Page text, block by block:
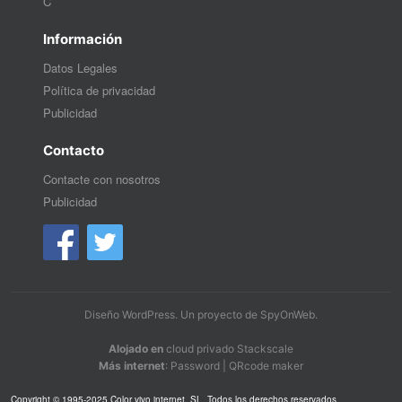
Información
Datos Legales
Política de privacidad
Publicidad
Contacto
Contacte con nosotros
Publicidad
Diseño WordPress. Un proyecto de SpyOnWeb.
Alojado en cloud privado Stackscale
Más internet: Password QRcode maker
Copyright © 1995-2025 Color vivo internet, SL. Todos los derechos reservados